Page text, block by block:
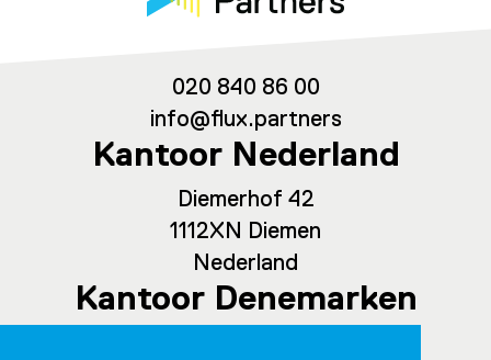
020 840 86 00
info@flux.partners
Kantoor Nederland
Diemerhof 42
1112XN Diemen
Nederland
Kantoor Denemarken